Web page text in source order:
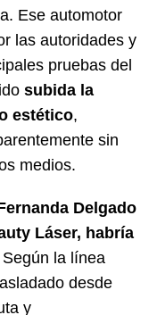
Ese automotor
las autoridades y
pruebas del
subida la
estético,
sin
medios.
Delgado
Láser, habría
Según la línea
desde
y